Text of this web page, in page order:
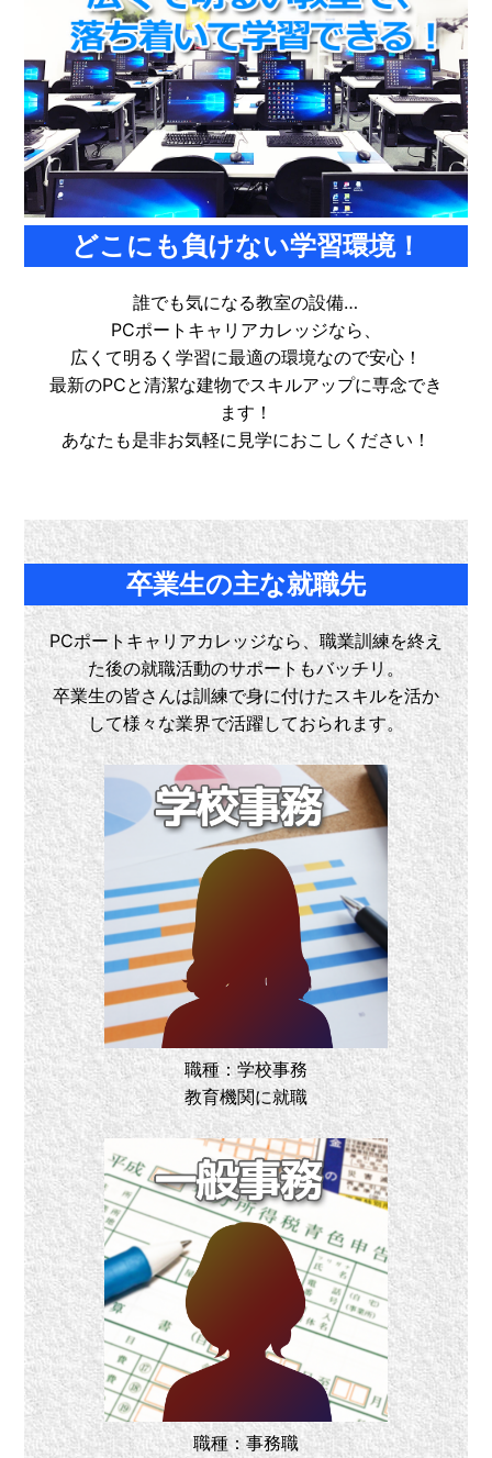
どこにも負けない学習環境！
誰でも気になる教室の設備…
PCポートキャリアカレッジなら、
広くて明るく学習に最適の環境なので安心！
最新のPCと清潔な建物でスキルアップに専念でき
ます！
あなたも是非お気軽に見学におこしください！
卒業生の主な就職先
PCポートキャリアカレッジなら、職業訓練を終え
た後の就職活動のサポートもバッチリ。
卒業生の皆さんは訓練で身に付けたスキルを活か
して様々な業界で活躍しておられます。
職種：学校事務
教育機関に就職
職種：事務職